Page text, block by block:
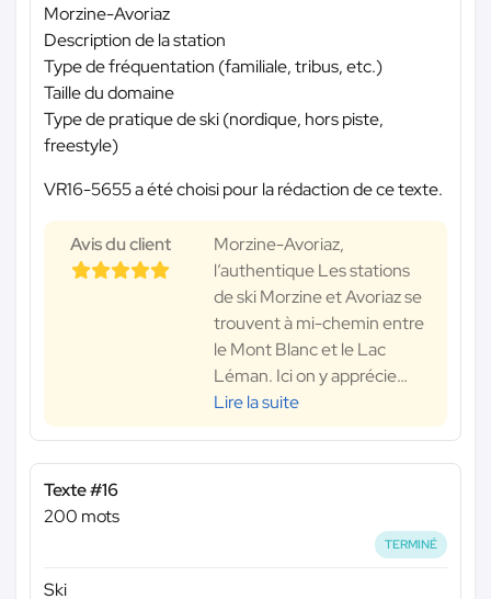
Morzine-Avoriaz
Description de la station
Type de fréquentation (familiale, tribus, etc.)
Taille du domaine
Type de pratique de ski (nordique, hors piste,
freestyle)
VR16-5655 a été choisi pour la rédaction de ce texte.
Avis du client
Morzine-Avoriaz,
l’authentique Les stations
de ski Morzine et Avoriaz se
trouvent à mi-chemin entre
le Mont Blanc et le Lac
Léman. Ici on y apprécie…
Lire la suite
Texte #16
200 mots
TERMINÉ
Ski